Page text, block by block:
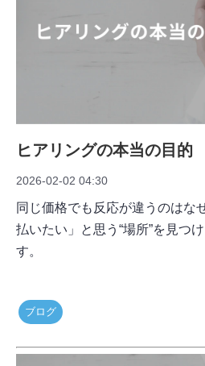
ヒアリングの本当の目的
2026-02-02 04:30
同じ価格でも反応が違うのはな
払いたい」と思う“場所”を見つ
す。
ブログ